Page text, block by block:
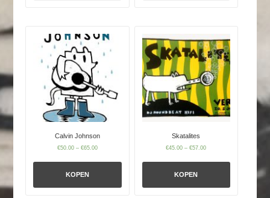
Calvin Johnson
€50.00 –€65.00
KOPEN
Skatalites
€45.00 –€57.00
KOPEN